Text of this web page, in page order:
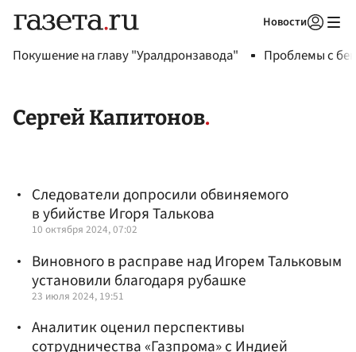
Новости
Покушение на главу "Уралдронзавода" Проблемы с
Сергей Капитонов
Следователи допросили обвиняемого
в убийстве Игоря Талькова
10 октября 2024, 07:02
Виновного в расправе над Игорем Тальковым
установили благодаря рубашке
23 июля 2024, 19:51
Аналитик оценил перспективы
сотрудничества «Газпрома» с Индией